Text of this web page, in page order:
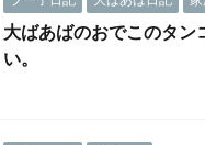
大ばあばのおでこのタン
い。